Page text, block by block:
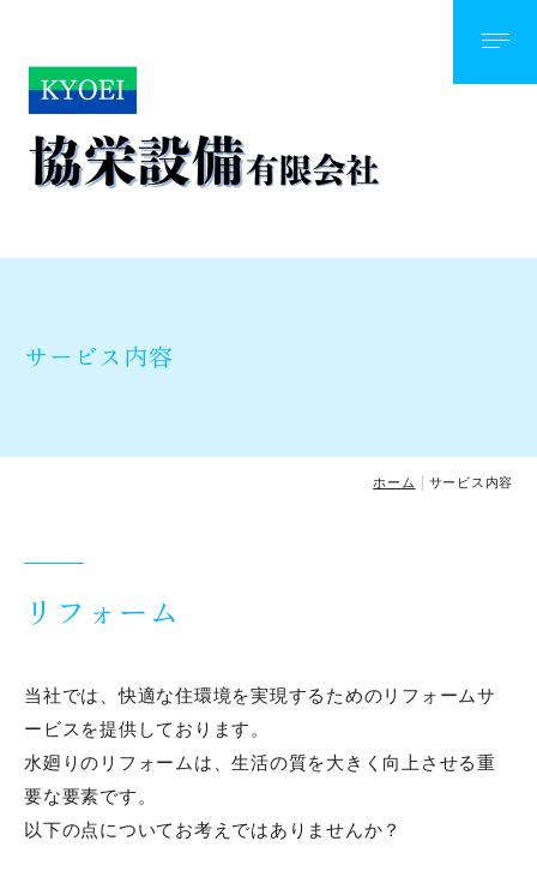
サービス内容
ホーム サービス内容
サービス内容
漏水調査・トレーサーガス工法
BLOG
リフォーム
当社では、快適な住環境を実現するためのリフォームサ
ービスを提供しております。
水廻りのリフォームは、生活の質を大きく向上させる重
要な要素です。
以下の点についてお考えではありませんか？